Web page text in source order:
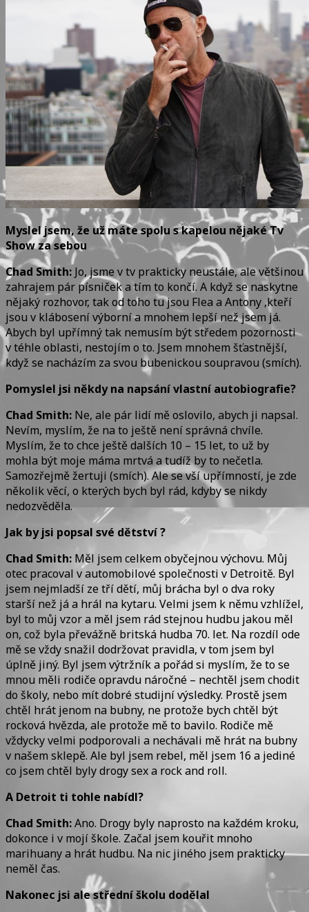
Myslel jsem, že už máte spolu s kapelou nějaké Tv
Show za sebou
Chad Smith: Jo, jsme v tv prakticky neustále, ale většinou
zahrajem pár písniček a tím to končí. A když se naskytne
nějaký rozhovor, tak od toho tu jsou Flea a Antony ,kteří
jsou v klábosení výborní a mnohem lepší než jsem já.
Abych byl upřímný tak nemusím být středem pozornosti
v téhle oblasti, nestojím o to. Jsem mnohem šťastnější,
když se nacházím za svou bubenickou soupravou (smích).
Pomyslel jsi někdy na napsání vlastní autobiografie?
Chad Smith: Ne, ale pár lidí mě oslovilo, abych ji napsal.
Nevím, myslím, že na to ještě není správná chvíle.
Myslím, že to chce ještě dalších 10 – 15 let, to už by
mohla být moje máma mrtvá a tudíž by to nečetla.
Samozřejmě žertuji (smích). Ale se vší upřímností, je zde
několik věcí, o kterých bych byl rád, kdyby se nikdy
nedozvěděla.
Jak by jsi popsal své dětství ?
Chad Smith: Měl jsem celkem obyčejnou výchovu. Můj
otec pracoval v automobilové společnosti v Detroitě. Byl
jsem nejmladší ze tří dětí, můj brácha byl o dva roky
starší než já a hrál na kytaru. Velmi jsem k němu vzhlížel,
byl to můj vzor a měl jsem rád stejnou hudbu jakou měl
on, což byla převážně britská hudba 70. let. Na rozdíl ode
mě se vždy snažil dodržovat pravidla, v tom jsem byl
úplně jiný. Byl jsem výtržník a pořád si myslím, že to se
mnou měli rodiče opravdu náročné – nechtěl jsem chodit
do školy, nebo mít dobré studijní výsledky. Prostě jsem
chtěl hrát jenom na bubny, ne protože bych chtěl být
rocková hvězda, ale protože mě to bavilo. Rodiče mě
vždycky velmi podporovali a nechávali mě hrát na bubny
v našem sklepě. Ale byl jsem rebel, měl jsem 16 a jediné
co jsem chtěl byly drogy sex a rock and roll.
A Detroit ti tohle nabídl?
Chad Smith:Ano. Drogy byly naprosto na každém kroku,
dokonce i v mojí škole. Začal jsem kouřit mnoho
marihuany a hrát hudbu. Na nic jiného jsem prakticky
neměl čas.
Nakonec jsi ale střední školu dodělal